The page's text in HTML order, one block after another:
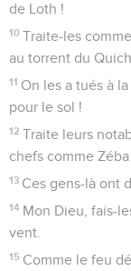
de Loth !
10 Traite-les
au torrent du
11 On les a tués à
pour le sol !
12 Traite leurs
chefs comme
13 Ces gens-là ont
14 Mon Dieu, fais-
vent.
15 Comme le feu